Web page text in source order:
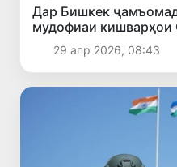
Дар Бишкек
мудофиаи
29 апр 2026, 08:43